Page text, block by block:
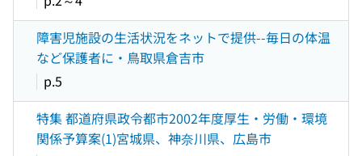
障害児施設の生活状況をネットで提供--毎日の体温
など保護者に・鳥取県倉吉市
p.5
特集 都道府県政令都市2002年度厚生・労働・環境
関係予算案(1)宮城県、神奈川県、広島市